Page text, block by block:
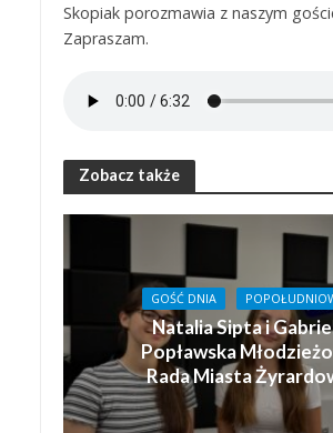
Skopiak porozmawia z naszym
Zapraszam.
Zobacz także
GOŚĆ DNIA
Natalia Sipta i
Popławska
Rada Miasta